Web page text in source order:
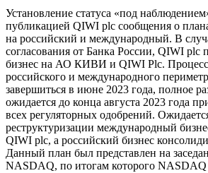
Установление статуса «под
публикацией QIWI plc сообщения о
на российский и международный. В
согласования от Банка России, QIWI plc
бизнес на АО КИВИ и QIWI Plc.
российского и международного
завершиться в июне 2023 года, полное
ожидается до конца августа 2023 года
всех регуляторных одобрений.
реструктуризации международный
QIWI plc, а российский бизнес
Данный план был представлен на
NASDAQ, по итогам которого NASDAQ